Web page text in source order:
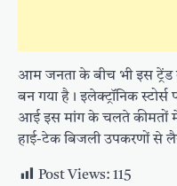
आम जनता के बीच भी इस ट्रेंड
बन गया है। इलेक्ट्रॉनिक
आई इस मांग के चलते कीमतों में
हाई-टेक बिजली उपकरणों से
Post Views: 115